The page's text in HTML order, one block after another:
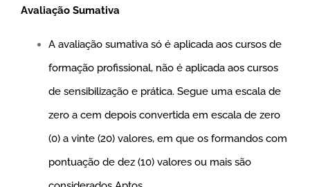
Avaliação Sumativa
A avaliação sumativa só é aplicada aos cursos de
formação profissional, não é aplicada aos cursos
de sensibilização e prática. Segue uma escala de
zero a cem depois convertida em escala de zero
(0) a vinte (20) valores, em que os formandos com
pontuação de dez (10) valores ou mais são